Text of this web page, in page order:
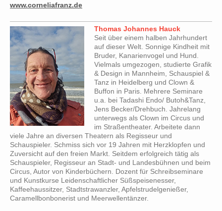
www.corneliafranz.de
Thomas Johannes Hauck
Seit über einem halben Jahrhundert
auf dieser Welt. Sonnige Kindheit mit
Bruder, Kanarienvogel und Hund.
Vielmals umgezogen, studierte Grafik
& Design in Mannheim, Schauspiel &
Tanz in Heidelberg und Clown &
Buffon in Paris. Mehrere Seminare
u.a. bei Tadashi Endo/ Butoh&Tanz,
Jens Becker/Drehbuch. Jahrelang
unterwegs als Clown im Circus und
im Straßentheater. Arbeitete dann
viele Jahre an diversen Theatern als Regisseur und
Schauspieler. Schmiss sich vor 19 Jahren mit Herzklopfen und
Zuversicht auf den freien Markt. Seitdem erfolgreich tätig als
Schauspieler, Regisseur an Stadt- und Landesbühnen und beim
Circus, Autor von Kinderbüchern. Dozent für Schreibseminare
und Kunstkurse Leidenschaftlicher Süßspeisenesser,
Kaffeehaussitzer, Stadtstrawanzler, Apfelstrudelgenießer,
Caramellbonbonerist und Meerwellentänzer.